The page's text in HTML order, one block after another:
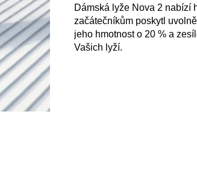
Dámská lyže Nova 2 nabízí
začátečníkům poskytl
jeho hmotnost o 20 % a
Vašich lyží.